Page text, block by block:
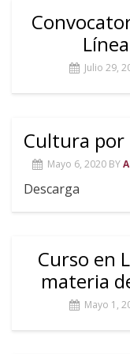
Julio 29,
Cultura por
Mayo 6, 2020 BY
Descarga
Curso en
materia
Mayo 1,